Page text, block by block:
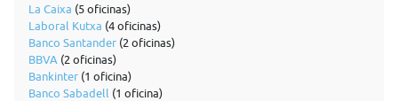
La Caixa (5 oficinas)
Laboral Kutxa (4 oficinas)
Banco Santander (2 oficinas)
BBVA (2 oficinas)
Bankinter (1 oficina)
Banco Sabadell (1 oficina)